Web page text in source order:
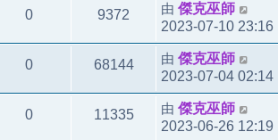
0 9372 由 傑克巫師
2023-07-10 23:16
0 68144 由 傑克巫師
2023-07-04 02:14
0 11335 由 傑克巫師
2023-06-26 12:19